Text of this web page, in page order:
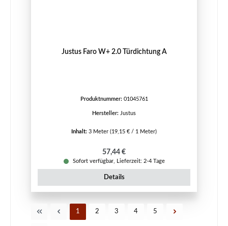
Justus Faro W+ 2.0 Türdichtung A
Produktnummer: 01045761
Hersteller: Justus
Inhalt: 3 Meter (19,15 € / 1 Meter)
Regulärer Preis:
57,44 €
Sofort verfügbar, Lieferzeit: 2-4 Tage
Details
Seite
1 Seite
2 Seite
3 Seite
4 Seite
5